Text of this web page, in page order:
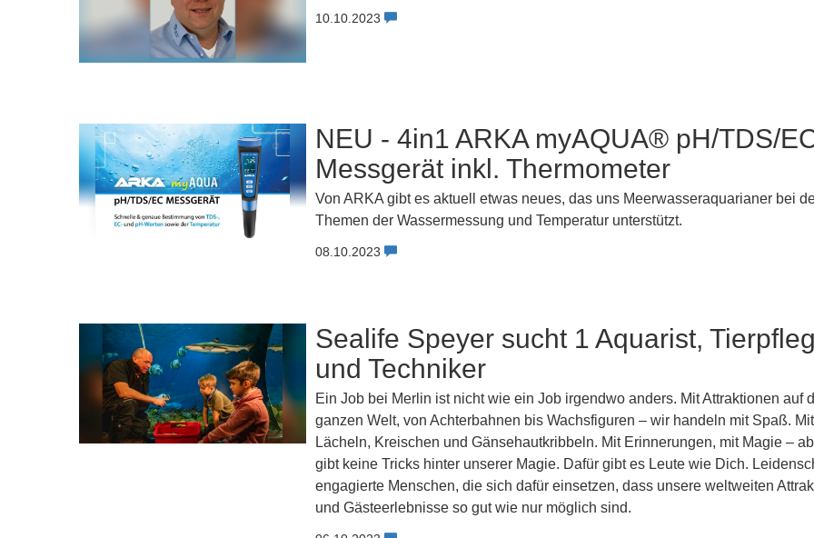
10.10.2023
NEU - 4in1 ARKA myAQUA® pH/TDS/
Messgerät inkl. Thermometer
Von ARKA gibt es aktuell etwas neues, das uns Meerwasseraquarianer bei
Themen der Wassermessung und Temperatur unterstützt.
08.10.2023
Sealife Speyer sucht 1 Aquarist,
und Techniker
Ein Job bei Merlin ist nicht wie ein Job irgendwo anders. Mit Attraktionen auf
ganzen Welt, von Achterbahnen bis Wachsfiguren – wir handeln mit Spaß. Mit
Lächeln, Kreischen und Gänsehautkribbeln. Mit Erinnerungen, mit Magie –
gibt keine Tricks hinter unserer Magie. Dafür gibt es Leute wie Dich.
engagierte Menschen, die sich dafür einsetzen, dass unsere weltweiten
und Gästeerlebnisse so gut wie nur möglich sind.